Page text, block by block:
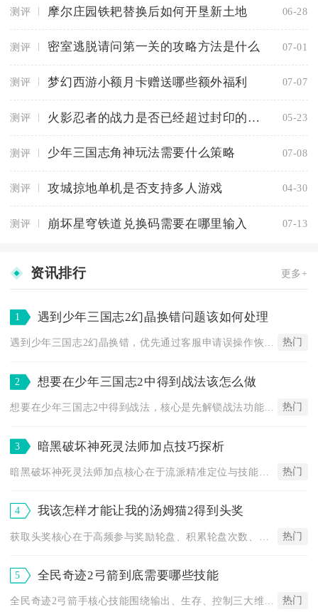
测评 摩尔庄园铁耙替换后如何开垦新土地 06-28
测评 密室逃脱请问第一关的攻略方法是什么 07-01
测评 梦幻西游小额月卡赠送哪些额外福利 07-07
测评 火影忍者的战力是否已经超过封印的限制 05-23
测评 少年三国志角神玩法需要什么策略 07-08
测评 攻城掠地单机是否支持多人游戏 04-30
测评 崩坏星穹铁道兑换码需要在哪里输入 07-13
资讯排行 更多+
1 遇到少年三国志2幻晶换错问题该如何处理
遇到少年三国志2幻晶换错，优先通过客服申请误操作恢复，无法恢... 热门
2 想要在少年三国志2中得到战法该怎么做
热门
3 暗黑破坏神死灵法师加点技巧探析
热门
4 我该怎样才能让我的汤姆猫2得到头奖
热门
5 全民奇迹2弓箭到底需要哪些技能
全民奇迹2弓箭手核心技能围绕输出、生存、控制三大维度构建，必... 热门